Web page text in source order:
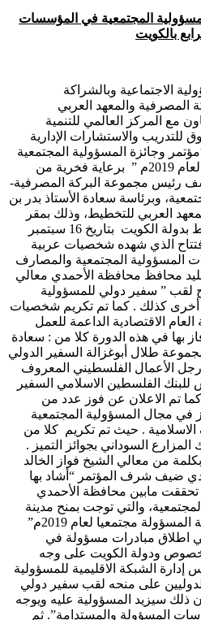
المجتمعية في المؤسسات
بالكويت
الاجتماعية وبالشراكة
المصرفية والمعهد العربي
مع المركز العالمي للتنمية
للتدريب والاستشارات الإدارية
وجائزة المسؤولية المجتمعية
في المصارف الاسلامية الرابع لعام 2019م ” برعاية فخرية من
رئيس مجموعة البركة المصرفية-
وبرئاسة سعادة الأستاذ بدر بن
العربي للتخطيط، وذلك بمقر
وضيافة المعهد العربي للتخطيط بدولة الكويت بتاريخ 16 سبتمبر
الذي شهده شخصيات عربية
المسؤولية المجتمعية والمصارف
محافظ محافظة الأحمدي معالي
لقب ” سفير دولي للمسؤولية
أخرى كذلك . كما تم تكريم شخصيات
الاقتصادية الداعمة للعمل
2019م . حيث فاز بها في هذه الدورة كلا من : سعادة
طلال أبوغزالة السفير الدولي
الأعمال الفلسطيني المعروف
الفلسطين الاسلامي السفير
كما تم الاعلان عن فوز عدد من
في مجال المسؤولية المجتمعية
. حيث تم تكريم كلا من
السوداني بجوائز التميز .
من معالي الشيخ فواز الخالد
ضيف شرف المؤتمر “أشاد بها
تحققت مابين محافظة الأحمدي
والتي توجت بمنح مدينة
الأحمدي ” جائزة المدينة العربية المسؤولة مجتمعيا لعام 2019م”
اطلاق مبادرات مسؤولة في
ودولة الكويت على وجه
الشبكة الاقليمية للمسؤولية
الدوليين على منحه لقب سفير دولي
ذلك سيزيد المسؤولية عليه ويوجه
المسؤولة والمستدامة”. ثم